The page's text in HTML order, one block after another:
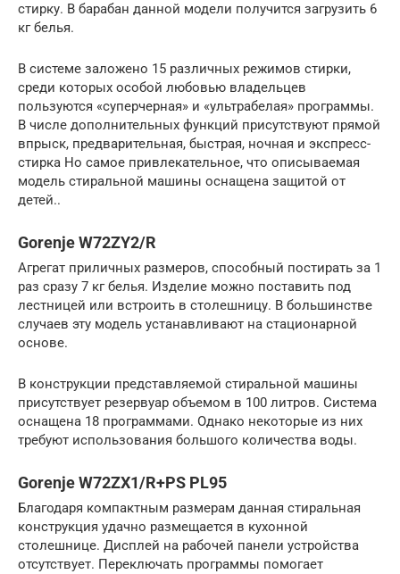
стирку. В барабан данной модели получится загрузить 6
кг белья.
В системе заложено 15 различных режимов стирки,
среди которых особой любовью владельцев
пользуются «суперчерная» и «ультрабелая» программы.
В числе дополнительных функций присутствуют прямой
впрыск, предварительная, быстрая, ночная и экспресс-
стирка Но самое привлекательное, что описываемая
модель стиральной машины оснащена защитой от
детей..
Gorenje W72ZY2/R
Агрегат приличных размеров, способный постирать за 1
раз сразу 7 кг белья. Изделие можно поставить под
лестницей или встроить в столешницу. В большинстве
случаев эту модель устанавливают на стационарной
основе.
В конструкции представляемой стиральной машины
присутствует резервуар объемом в 100 литров. Система
оснащена 18 программами. Однако некоторые из них
требуют использования большого количества воды.
Gorenje W72ZX1/R+PS PL95
Благодаря компактным размерам данная стиральная
конструкция удачно размещается в кухонной
столешнице. Дисплей на рабочей панели устройства
отсутствует. Переключать программы помогает